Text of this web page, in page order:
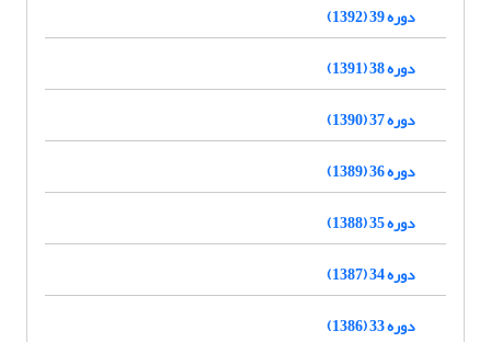
دوره 39 (1392)
دوره 38 (1391)
دوره 37 (1390)
دوره 36 (1389)
دوره 35 (1388)
دوره 34 (1387)
دوره 33 (1386)